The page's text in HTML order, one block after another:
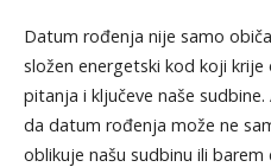
Datum rođenja nije samo
složen energetski kod koji
pitanja i ključeve naše
da datum rođenja može ne
oblikuje našu sudbinu ili